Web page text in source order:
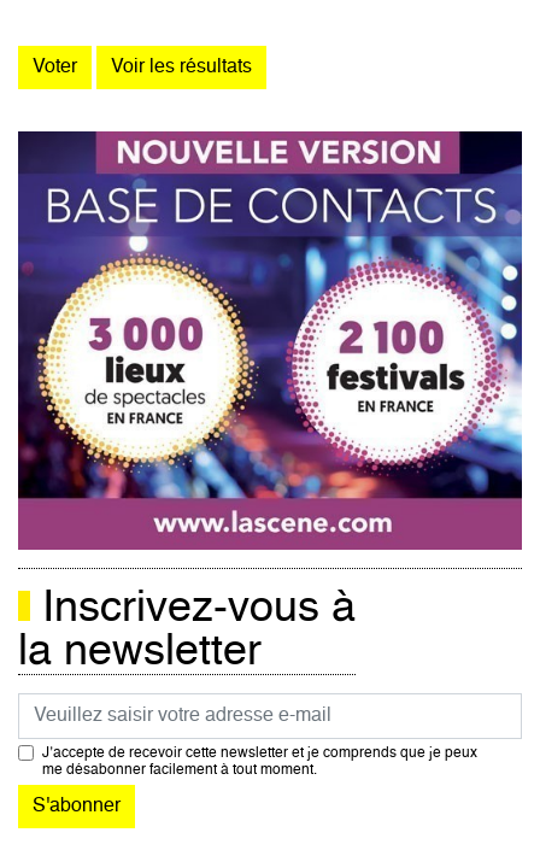
Inscrivez-vous à
la newsletter
Courriel
J’accepte de recevoir cette newsletter et je comprends que je peux
me désabonner facilement à tout moment.